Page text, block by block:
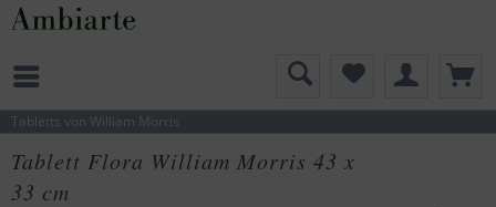
Tabletts von William Morris
Tablett Flora William Morris 43 x
33 cm